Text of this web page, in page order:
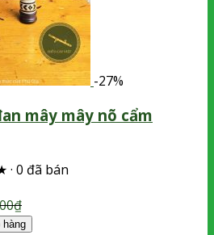
-27%
mây mây nõ cẩm
· 0 đã bán
₫
hàng